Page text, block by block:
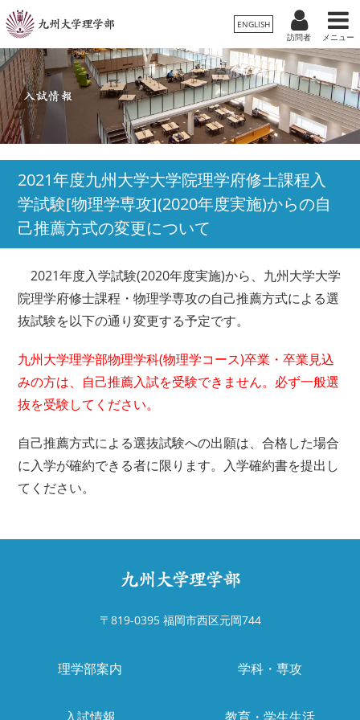
ENGLISH
訪問者
メニュー
受験生 卒業生/一般 在学生
保護者 教職員
理学部案内
学科・専攻
入試情報
教育・学生生活
国際交流・留学
広報
アクセス
リンク サイトマップ
サイトポリシー
2021年度九州大学大学院理学府修士課程入
学試験[物理学専攻](2020年度実施)からの自
己推薦方式の変更について
2021年度入学試験(2020年度実施)から、九州大学大学
院理学府修士課程・物理学専攻の自己推薦方式による選
抜試験を以下の通り変更する予定です。
九州大学理学部物理学科(物理学コース)卒業・卒業見込
みの方は、自己推薦入試を受験できません。必ず一般選
抜を受験してください。
自己推薦方式による選抜試験への出願は、合格した場合
に入学が確約できる者に限ります。入学確約書を提出し
てください。
〒819-0395 福岡市西区元岡744
理学部案内 学科・専攻